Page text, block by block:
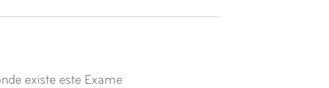
existe este Exame